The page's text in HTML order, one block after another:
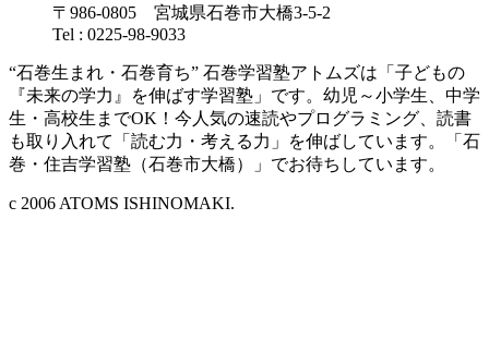
〒986-0805 宮城県石巻市大橋3-5-2
Tel : 0225-98-9033
“石巻生まれ・石巻育ち” 石巻学習塾アトムズは「子どもの
『未来の学力』を伸ばす学習塾」です。幼児～小学生、中学
生・高校生までOK！今人気の速読やプログラミング、読書
も取り入れて「読む力・考える力」を伸ばしています。「石
巻・住吉学習塾（石巻市大橋）」でお待ちしています。
c 2006 ATOMS ISHINOMAKI.